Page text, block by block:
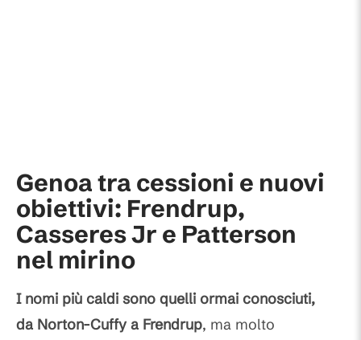
Genoa tra cessioni e nuovi
obiettivi: Frendrup,
Casseres Jr e Patterson
nel mirino
I nomi più caldi sono quelli ormai conosciuti,
da Norton-Cuffy a Frendrup, ma molto